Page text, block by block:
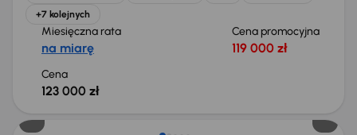
+7 kolejnych
Miesięczna rata
na miarę
Cena promocyjna
119 000 zł
Cena
123 000 zł